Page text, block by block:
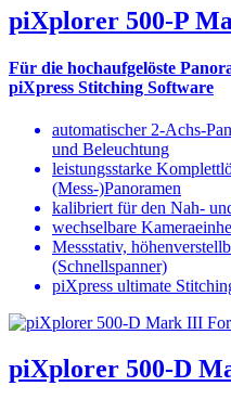
piXplorer 500-P
Für die hochaufgelöste
piXpress Stitching Software
automatischer 2-Achs-
und Beleuchtung
leistungsstarke
(Mess-)Panoramen
kalibriert für den Nah-
wechselbare
Messstativ,
(Schnellspanner)
piXpress ultimate
piXplorer 500-D